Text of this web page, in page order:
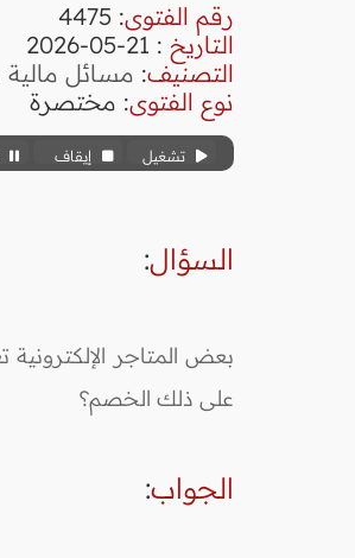
رقم الفتوى:
4475
التاريخ : 21-05-2026
التصنيف: مسائل
نوع الفتوى: مختصرة
تشغيل إيقاف
السؤال:
بعض المتاجر
على ذلك الخصم؟
الجواب: